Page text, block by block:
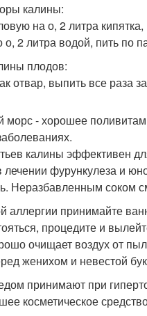
калины:
на о, 2 литра
о, 2 литра водой, пить
плодов:
отвар, выпить все раза
морс - хорошее
калины эффективен
лечении фурункулеза и
Неразбавленным соком
аллергии принимайте
процедите и
очищает воздух от
женихом и невестой
принимают при
косметическое